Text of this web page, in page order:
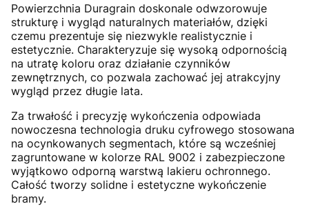
Powierzchnia Duragrain doskonale odwzorowuje
strukturę i wygląd naturalnych materiałów, dzięki
czemu prezentuje się niezwykle realistycznie i
estetycznie. Charakteryzuje się wysoką odpornością
na utratę koloru oraz działanie czynników
zewnętrznych, co pozwala zachować jej atrakcyjny
wygląd przez długie lata.
Za trwałość i precyzję wykończenia odpowiada
nowoczesna technologia druku cyfrowego stosowana
na ocynkowanych segmentach, które są wcześniej
zagruntowane w kolorze RAL 9002 i zabezpieczone
wyjątkowo odporną warstwą lakieru ochronnego.
Całość tworzy solidne i estetyczne wykończenie
bramy.